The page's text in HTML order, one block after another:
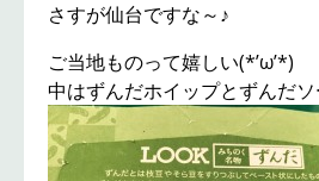
さすが仙台ですな～♪
ご当地ものって嬉しい(*’ω’*)
中はずんだホイップとずんだソ